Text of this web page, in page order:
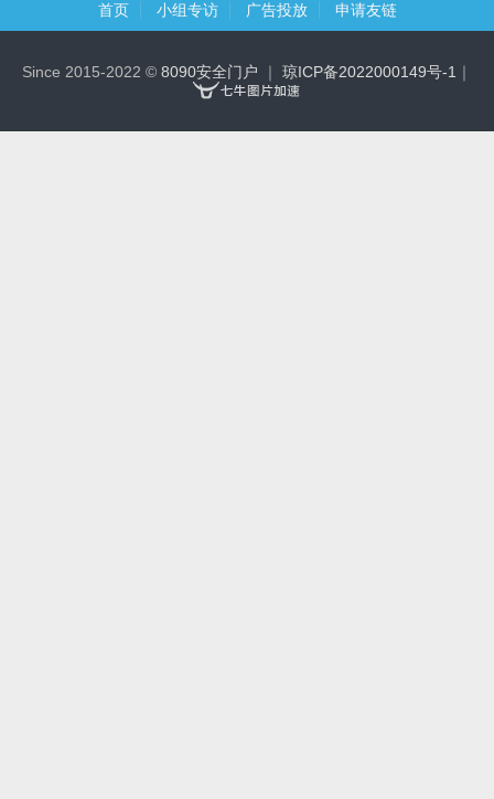
首页 小组专访 广告投放 申请友链
Since 2015-2022 © 8090安全门户 ｜ 琼ICP备2022000149号-1 ｜